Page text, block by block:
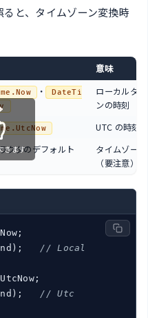
と、タイムゾーン変換時
意味
・
DateTi
ローカルタ
ンの時刻
UTC の時刻
クタのデフォルト
タイムゾー
（要注意）
きます
// Local
// Utc